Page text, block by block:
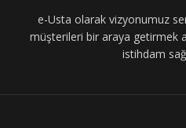
e-Usta olarak vizyonumuz
müşterileri bir araya getirmek
istihdam